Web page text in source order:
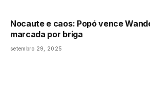
Nocaute e caos: Popó vence
marcada por briga
setembro 29, 2025